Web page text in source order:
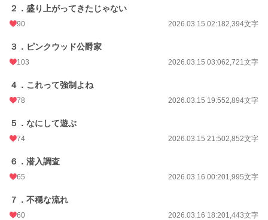
お気に入り
24h.ポイント 328 pt
文字数
更新日時 2026.03.18 20:20
初回公開日時
初回完結日時 2026.03.18 20:20
月間ポイント 1,223 pt (21,508 位)
２．盛り上がってきたじゃない
90 2026.03.15 02:182,394文字
３．ピンクウッド公爵家
103 2026.03.15 03:062,721文字
４．これって強制よね
78 2026.03.15 19:552,894文字
５．なにして遊ぶ
74 2026.03.15 21:502,852文字
６．潜入調査
65 2026.03.16 00:201,995文字
７．不穏な流れ
60 2026.03.16 18:201,443文字